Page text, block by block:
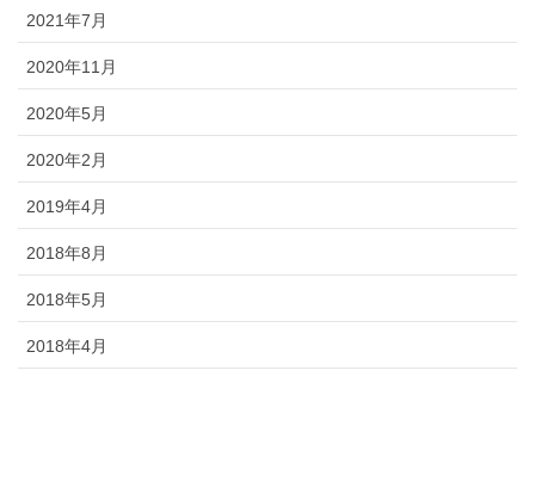
2021年7月
2020年11月
2020年5月
2020年2月
2019年4月
2018年8月
2018年5月
2018年4月